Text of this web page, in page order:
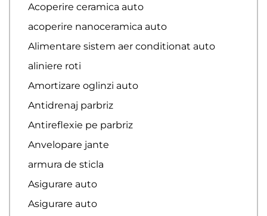
Acoperire ceramica auto
acoperire nanoceramica auto
Alimentare sistem aer conditionat auto
aliniere roti
Amortizare oglinzi auto
Antidrenaj parbriz
Antireflexie pe parbriz
Anvelopare jante
armura de sticla
Asigurare auto
Asigurare auto